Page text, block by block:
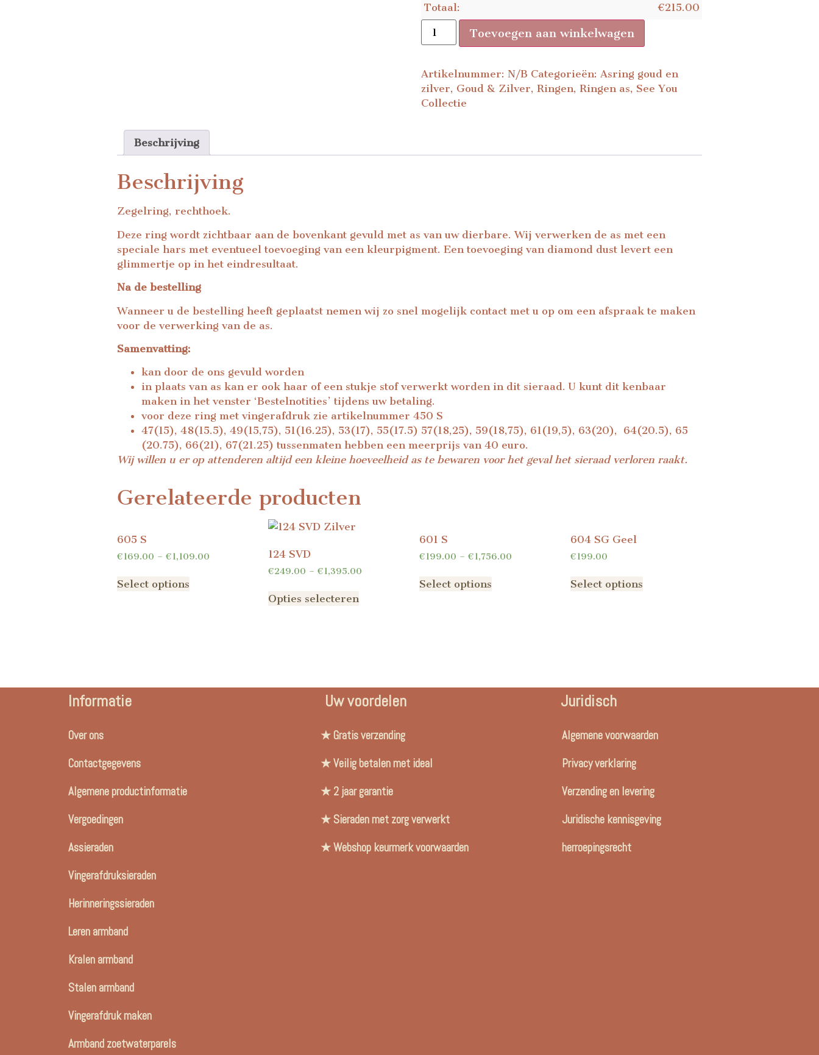
Totaal: €215.00
Toevoegen aan winkelwagen
Artikelnummer:N/B Categorieën: Asring goud en
zilver, Goud & Zilver,Ringen,Ringen as, See You
Collectie
Beschrijving
Beschrijving
Zegelring, rechthoek.
Deze ring wordt zichtbaar aan de bovenkant gevuld met as van uw dierbare. Wij verwerken de as met een
speciale hars met eventueel toevoeging van een kleurpigment. Een toevoeging van diamond dust levert een
glimmertje op in het eindresultaat.
Na de bestelling
Wanneer u de bestelling heeft geplaatst nemen wij zo snel mogelijk contact met u op om een afspraak te maken
voor de verwerking van de as.
Samenvatting:
kan door de ons gevuld worden
in plaats van as kan er ook haar of een stukje stof verwerkt worden in dit sieraad. U kunt dit kenbaar
maken in het venster ‘Bestelnotities’ tijdens uw betaling.
voor deze ring met vingerafdruk zie artikelnummer 450 S
47(15), 48(15.5), 49(15,75), 51(16.25), 53(17), 55(17.5) 57(18,25), 59(18,75), 61(19,5), 63(20), 64(20.5), 65
(20.75), 66(21), 67(21.25) tussenmaten hebben een meerprijs van 40 euro.
Wij willen u er op attenderen altijd een kleine hoeveelheid as te bewaren voor het geval het sieraad verloren raakt.
Gerelateerde producten
605 S
€169.00 – €1,109.00
Select options
124 SVD
€249.00 –€1,395.00
Opties selecteren
601 S
€199.00 –€1,756.00
Select options
604 SG Geel
€199.00
Select options
Informatie
Over ons
Contactgegevens
Algemene productinformatie
Vergoedingen
Assieraden
Vingerafdruksieraden
Herinneringssieraden
Leren armband
Kralen armband
Stalen armband
Vingerafdruk maken
Armband zoetwaterparels
Uw voordelen
★ Gratis verzending
★ Veilig betalen met ideal
★ 2 jaar garantie
★ Sieraden met zorg verwerkt
★ Webshop keurmerk voorwaarden
Juridisch
Algemene voorwaarden
Privacy verklaring
Verzending en levering
Juridische kennisgeving
herroepingsrecht